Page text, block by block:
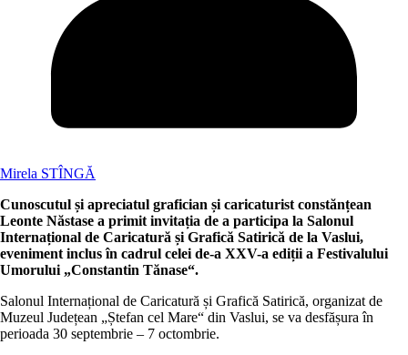
Mirela STÎNGĂ
Cunoscutul și apreciatul grafician și caricaturist constănțean
Leonte Năstase a primit invitația de a participa la Salonul
Internațional de Caricatură și Grafică Satirică de la Vaslui,
eveniment inclus în cadrul celei de-a XXV-a ediții a Festivalului
Umorului „Constantin Tănase“.
Salonul Internațional de Caricatură și Grafică Satirică, organizat de
Muzeul Județean „Ștefan cel Mare“ din Vaslui, se va desfășura în
perioada 30 septembrie – 7 octombrie.